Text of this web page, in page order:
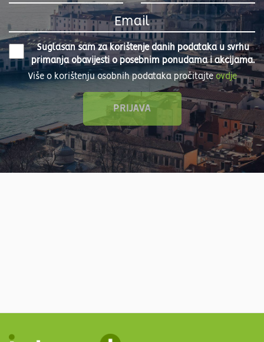
Suglasan sam za korištenje danih podataka u svrhu
primanja obavijesti o posebnim ponudama i akcijama.
Više o korištenju osobnih podataka pročitajteovdje